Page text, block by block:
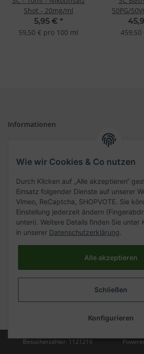
Shot - 20mg/ml
5,95 € *
59,50 € pro 100 ml
50PG/
459,50
Informationen
Kategorien
Vertrag widerrufen
* Alle Preise inkl. gesetzlicher USt., zzgl.Versand
Besucherzähler: 1121219
Wie wir Cookies & Co nutzen
Durch Klicken auf „Alle akzeptieren“
Einsatz folgender Dienste auf unserer
Vimeo, ReCaptcha, SHOPVOTE. Sie
Einstellung jederzeit ändern
unten). Weitere Details finden Sie unter
in unserer Datenschutzerklärung.
Alle akzeptieren
Schließen
Konfigurieren